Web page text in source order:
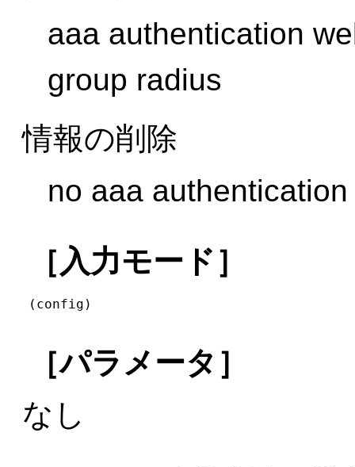
aaa authentication
group radius
情報の削除
no aaa
［入力モード］
(config)
［パラメータ］
なし